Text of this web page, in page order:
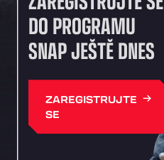
DO PROGRAMU
SNAP JEŠTĚ DNES
ZAREGISTRUJTE
SE